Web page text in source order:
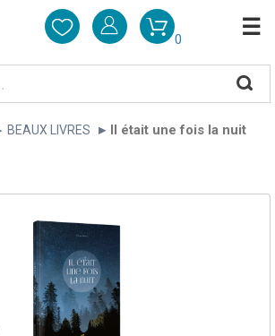
0
BEAUX LIVRES Il était une fois la nuit